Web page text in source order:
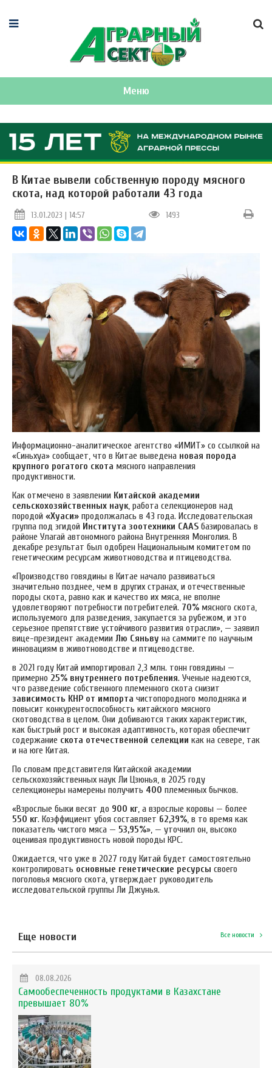
Меню
В Китае вывели собственную породу мясного
скота, над которой работали 43 года
13.01.2023 | 14:57 1493
Информационно-аналитическое агентство «ИМИТ» со ссылкой на
«Синьхуа» сообщает, что в Китае выведена новая порода
крупного рогатого скота мясного направления
продуктивности.
Как отмечено в заявлении Китайской академии
сельскохозяйственных наук, работа селекционеров над
породой «Хуаси» продолжалась в 43 года. Исследовательская
группа под эгидой Института зоотехники CAAS базировалась в
районе Улагай автономного района Внутренняя Монголия. В
декабре результат был одобрен Национальным комитетом по
генетическим ресурсам животноводства и птицеводства.
«Производство говядины в Китае начало развиваться
значительно позднее, чем в других странах, и отечественные
породы скота, равно как и качество их мяса, не вполне
удовлетворяют потребности потребителей. 70% мясного скота,
используемого для разведения, закупается за рубежом, и это
серьезное препятствие устойчивого развития отрасли», — заявил
вице-президент академии Лю Сяньву на саммите по научным
инновациям в животноводстве и птицеводстве.
в 2021 году Китай импортировал 2,3 млн. тонн говядины —
примерно 25% внутреннего потребления. Ученые надеются,
что разведение собственного племенного скота снизит
зависимость КНР от импорта чистопородного молодняка и
повысит конкурентоспособность китайского мясного
скотоводства в целом. Они добиваются таких характеристик,
как быстрый рост и высокая адаптивность, которая обеспечит
содержание скота отечественной селекции как на севере, так
и на юге Китая.
По словам представителя Китайской академии
сельскохозяйственных наук Ли Цзюнья, в 2025 году
селекционеры намерены получить 400 племенных бычков.
«Взрослые быки весят до 900 кг, а взрослые коровы — более
550 кг. Коэффициент убоя составляет 62,39%, в то время как
показатель чистого мяса — 53,95%», — уточнил он, высоко
оценивая продуктивность новой породы КРС.
Ожидается, что уже в 2027 году Китай будет самостоятельно
контролировать основные генетические ресурсы своего
поголовья мясного скота, утверждает руководитель
исследовательской группы Ли Джунья.
Еще новости Все новости
08.08.2026
Самообеспеченность продуктами в Казахстане
превышает 80%